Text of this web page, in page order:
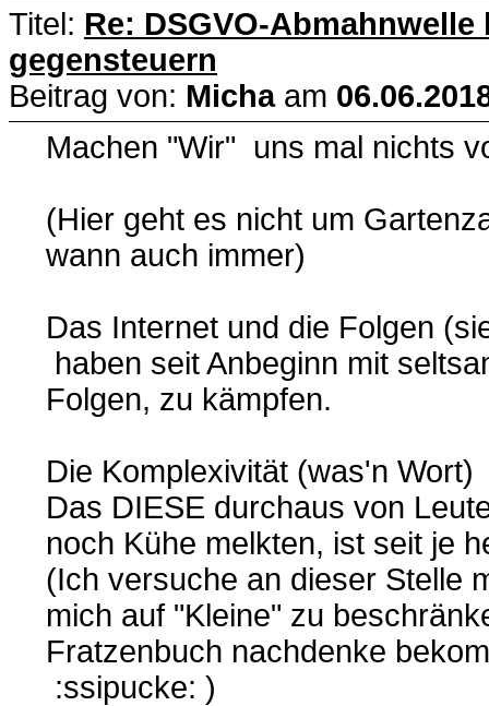
Titel: Re: DSGVO-
gegensteuern
Beitrag von: Michaam
Machen "Wir" uns mal nichts
(Hier geht es nicht um
wann auch immer)
Das Internet und die Folgen
haben seit Anbeginn mit
Folgen, zu kämpfen.
Die Komplexivität (was'n
Das DIESE durchaus von
noch Kühe melkten, ist seit je
(Ich versuche an dieser Stelle
mich auf "Kleine" zu
Fratzenbuch nachdenke
:ssipucke: )